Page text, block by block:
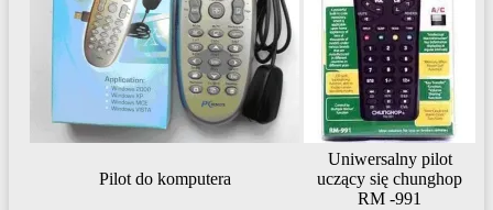
Pilot do komputera
Uniwersalny pilot
uczący się chunghop
RM -991